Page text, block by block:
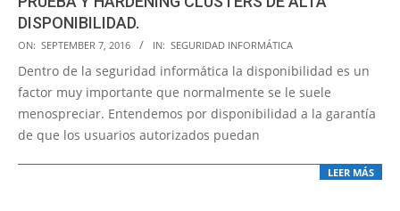
DISPONIBILIDAD.
2016-
09-
07
ON: SEPTEMBER 7, 2016 IN: SEGURIDAD INFORMÁTICA
Dentro de la seguridad informática la disponibilidad es un
factor muy importante que normalmente se le suele
menospreciar. Entendemos por disponibilidad a la garantía
de que los usuarios autorizados puedan
LEER MÁS